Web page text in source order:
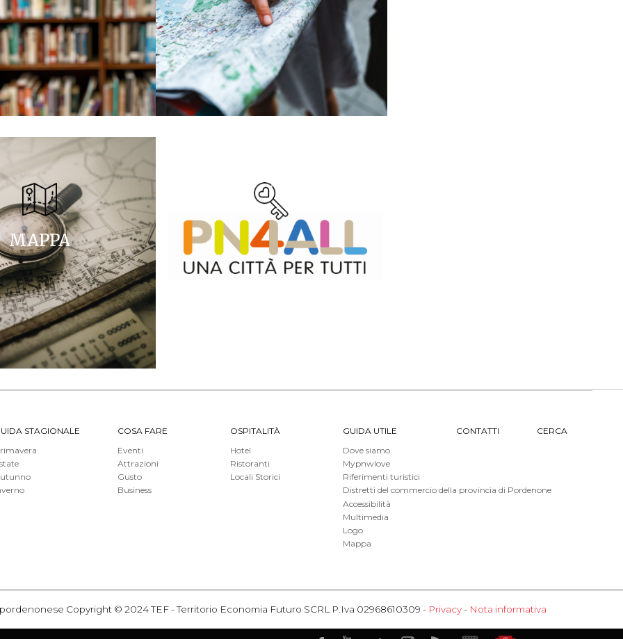
MAPPA
STAGIONALE
COSA FARE
Eventi
Attrazioni
Gusto
Business
OSPITALITÀ
Hotel
Ristoranti
Locali Storici
GUIDA UTILE
Dove siamo
Mypnwlove
Riferimenti turistici
Distretti del commercio della provincia di Pordenone
Accessibilità
Multimedia
Logo
Mappa
CONTATTI CERCA
Copyright © 2024 TEF - Territorio Economia Futuro SCRL P.Iva 02968610309 - Privacy - Nota informativa